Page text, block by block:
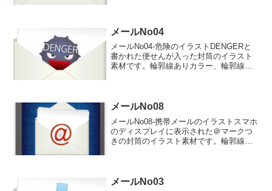
メールNo04
メールNo04-危険のイラストDENGERと
書かれた便せんが入った封筒のイラスト
素材です。輪郭線ありカラー、輪郭線な
あり 輪郭...
メールNo08
メールNo08-携帯メールのイラストスマホ
のディスプレイに表示された＠マークつ
きの封筒のイラスト素材です。輪郭線あ
ークつきの封筒...
メールNo03